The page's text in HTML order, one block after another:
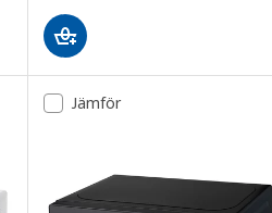
Jämför